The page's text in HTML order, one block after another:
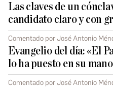
Las claves de un
candidato claro y con
Comentado por José Antonio
Evangelio del día: «El
lo ha puesto en su
Comentado por José Antonio